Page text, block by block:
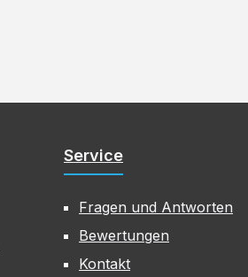
Service
Fragen und Antworten
Bewertungen
Kontakt